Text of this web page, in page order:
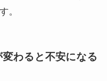
。
わると不安になる